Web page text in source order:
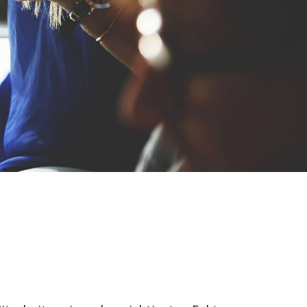
Outlook, Word, Excel und Teams und gewinnen Sie
Zeit für das Wesentliche.